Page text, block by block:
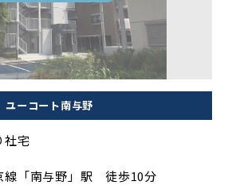
ユーコート南与野
社宅
線「南与野」駅 徒歩10分